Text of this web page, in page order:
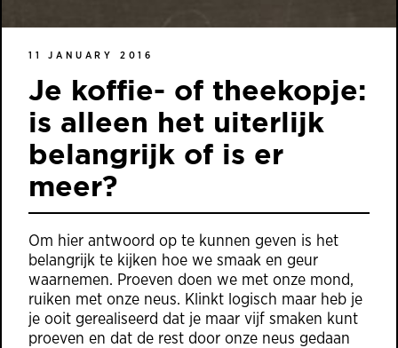
11 JANUARY 2016
Je koffie- of theekopje:
is alleen het uiterlijk
belangrijk of is er
meer?
Om hier antwoord op te kunnen geven is het
belangrijk te kijken hoe we smaak en geur
waarnemen. Proeven doen we met onze mond,
ruiken met onze neus. Klinkt logisch maar heb je
je ooit gerealiseerd dat je maar vijf smaken kunt
proeven en dat de rest door onze neus gedaan